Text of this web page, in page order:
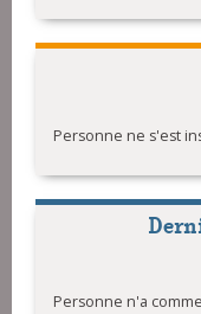
Personne ne s'est
Personne n'a